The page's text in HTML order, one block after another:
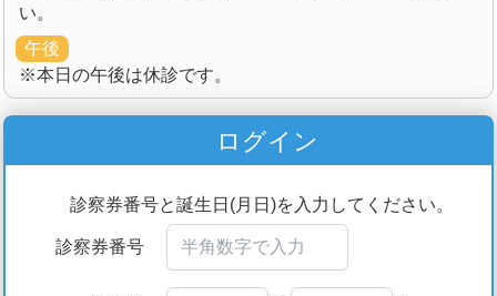
い。
午後
※本日の午後は休診です。
ログイン
診察券番号と誕生日(月日)を入力してください。
診察券番号